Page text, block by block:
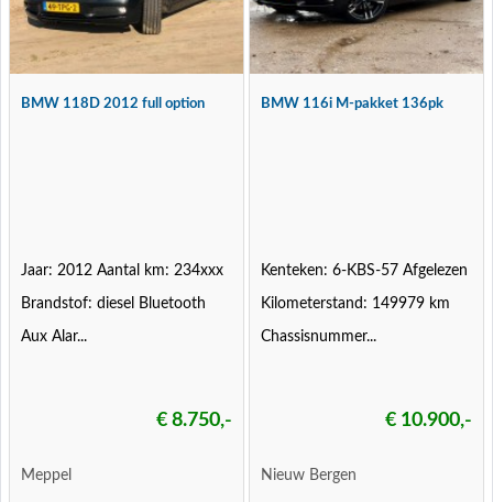
BMW 118D 2012 full option
Jaar: 2012 Aantal km: 234xxx
Brandstof: diesel Bluetooth
Aux Alar...
€ 8.750,-
Meppel
BMW 116i M-pakket 136pk
Kenteken: 6-KBS-57 Afgelezen
Kilometerstand: 149979 km
Chassisnummer...
€ 10.900,-
Nieuw Bergen